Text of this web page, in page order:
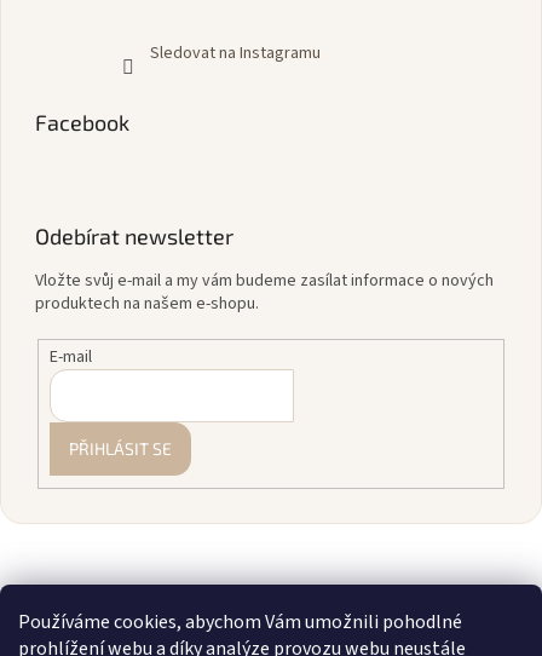
Používáme cookies, abychom Vám umožnili pohodlné
prohlížení webu a díky analýze provozu webu neustále
Sledovat na Instagramu
Facebook
Odebírat newsletter
Vložte svůj e-mail a my vám budeme zasílat informace o nových
produktech na našem e-shopu.
E-mail
PŘIHLÁSIT SE